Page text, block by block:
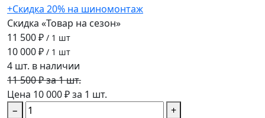
+Скидка 20% на шиномонтаж
Скидка «Товар на сезон»
11 500 ₽ / 1 шт
10 000 ₽ / 1 шт
4 шт. в наличии
11 500 ₽ за 1 шт.
Цена 10 000 ₽ за 1 шт.
−
+